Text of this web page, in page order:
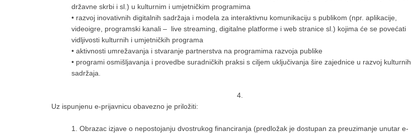
državne skrbi i sl.) u kulturnim i umjetničkim programima
• razvoj inovativnih digitalnih sadržaja i modela za interaktivnu komunikaciju s publikom (npr. aplikacije,
videoigre, programski kanali ‒ live streaming, digitalne platforme i web stranice sl.) kojima će se povećati
vidljivosti kulturnih i umjetničkih programa
• aktivnosti umrežavanja i stvaranje partnerstva na programima razvoja publike
• programi osmišljavanja i provedbe suradničkih praksi s ciljem uključivanja šire zajednice u razvoj kulturnih
sadržaja.
4.
Uz ispunjenu e-prijavnicu obavezno je priložiti:
1. Obrazac izjave o nepostojanju dvostrukog financiranja (predložak je dostupan za preuzimanje unutar e-